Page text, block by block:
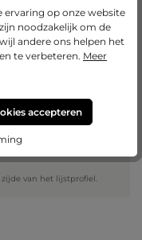
de lijst van de muur af.
van het lijstprofiel.
ervaring op onze website
noodzakelijk om de
andere ons helpen het
te verbeteren. Meer
accepteren